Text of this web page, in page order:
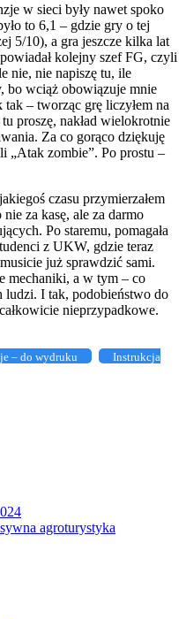
w sieci były nawet spoko
to 6,1 – gdzie gry o tej
5/10), a gra jeszcze kilka lat
kolejny szef FG, czyli
nie, nie napiszę tu, ile
bo wciąż obowiązuje mnie
– tworząc grę liczyłem na
proszę, nakład wielokrotnie
Za co gorąco dziękuję
„Atak zombie”. Po prostu –
czasu przymierzałem
za kasę, ale za darmo
Po staremu, pomagała
z UKW, gdzie teraz
już sprawdzić sami.
mechaniki, a w tym – co
ludzi. I tak, podobieństwo do
nieprzypadkowe.
– do wydruku
Instrukcja
agroturystyka